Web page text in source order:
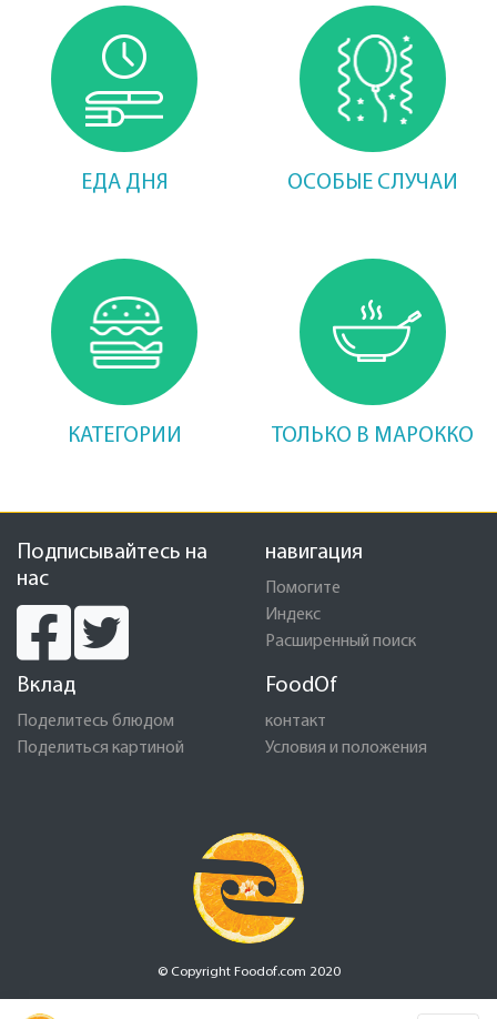
ЕДА ДНЯ ОСОБЫЕ СЛУЧАИ
КАТЕГОРИИ ТОЛЬКО В МАРОККО
Подписывайтесь на
нас
навигация
Помогите
Индекс
Расширенный поиск
Вклад
Поделитесь блюдом
Поделиться картиной
FoodOf
контакт
Условия и положения
© Copyright Foodof.com 2020